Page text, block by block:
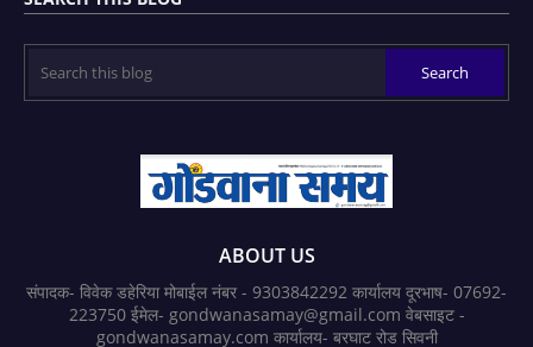
ABOUT US
संपादक- विवेक डहेरिया मोबाईल नंबर - 9303842292 कार्यालय दूरभाष- 07692-
223750 ईमेल- gondwanasamay@gmail.com वेबसाइट -
gondwanasamay.com कार्यालय- बरघाट रोड सिवनी